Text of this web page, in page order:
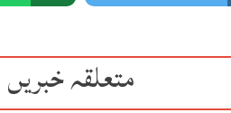
متعلقہ خبریں